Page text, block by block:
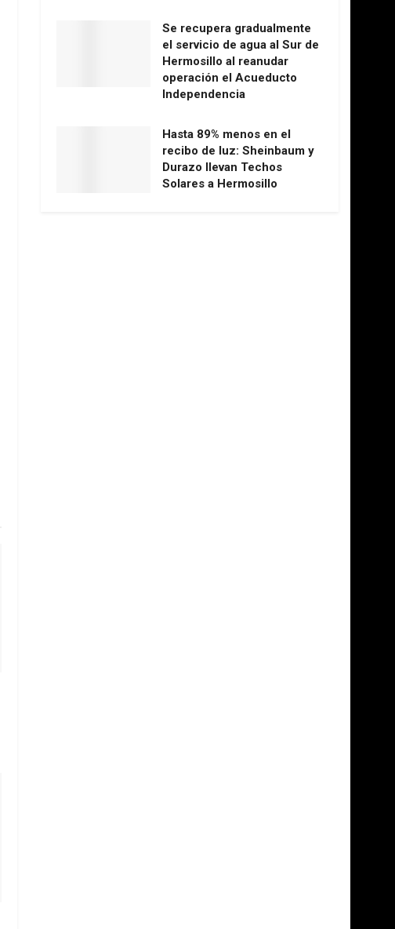
Se recupera gradualmente
el servicio de agua al Sur de
Hermosillo al reanudar
operación el Acueducto
Independencia
Hasta 89% menos en el
recibo de luz: Sheinbaum y
Durazo llevan Techos
Solares a Hermosillo